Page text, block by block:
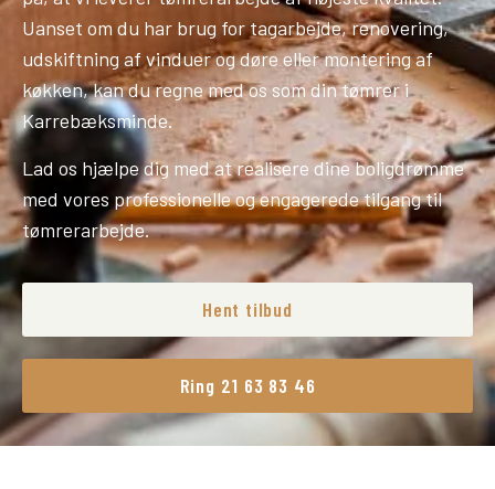
Uanset om du har brug for tagarbejde, renovering,
udskiftning af vinduer og døre eller montering af
køkken, kan du regne med os som din tømrer i
Karrebæksminde.
Lad os hjælpe dig med at realisere dine boligdrømme
med vores professionelle og engagerede tilgang til
tømrerarbejde.
Hent tilbud
Ring 21 63 83 46